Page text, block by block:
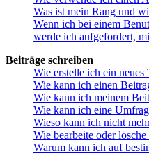
Was ist mein Rang und
Wenn ich bei einem
werde ich aufgefordert,
Beiträge schreiben
Wie erstelle ich ein
Wie kann ich einen
Wie kann ich meinem
Wie kann ich eine
Wieso kann ich nicht
Wie bearbeite oder
Warum kann ich auf